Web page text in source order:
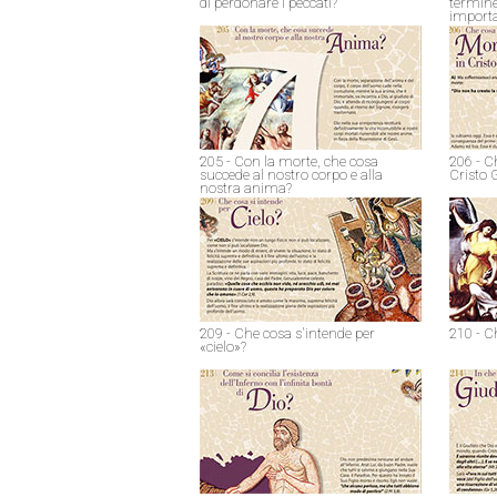
205 - Con la morte, che cosa
succede al nostro corpo e alla
nostra anima?
206 -
Cristo
209 - Che cosa s'intende per
«cielo»?
210 -